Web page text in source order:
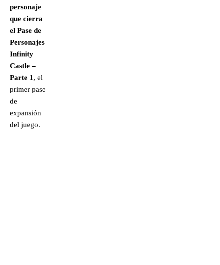
personaje
que cierra
el Pase de
Personajes
Infinity
Castle –
Parte 1, el
primer pase
de
expansión
del juego.